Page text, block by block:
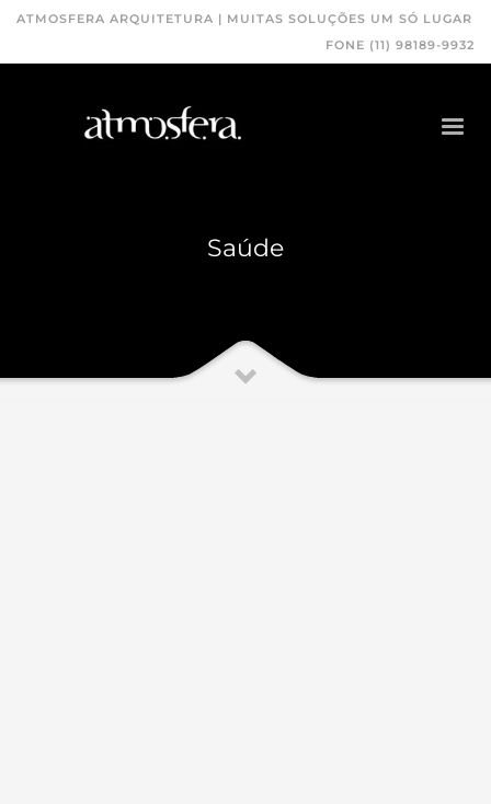
ATMOSFERA ARQUITETURA | MUITAS SOLUÇÕES UM SÓ LUGAR
FONE (11) 98189-9932
Saúde